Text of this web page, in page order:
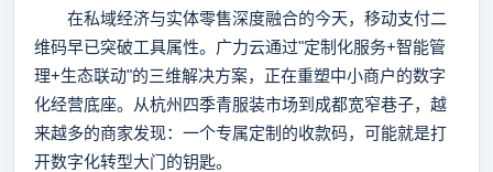
在私域经济与实体零售深度融合的今天，移动支付二
维码早已突破工具属性。广力云通过"定制化服务+智能管
理+生态联动"的三维解决方案，正在重塑中小商户的数字
化经营底座。从杭州四季青服装市场到成都宽窄巷子，越
来越多的商家发现：一个专属定制的收款码，可能就是打
开数字化转型大门的钥匙。